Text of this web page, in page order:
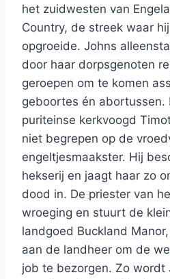
het zuidwesten van
Country, de streek waar
opgroeide. Johns
door haar dorpsgenoten
geroepen om te komen
geboortes én abortussen.
puriteinse kerkvoogd
niet begrepen op de
engeltjesmaakster. Hij
hekserij en jaagt haar zo
dood in. De priester van
wroeging en stuurt de
landgoed Buckland
aan de landheer om de
job te bezorgen. Zo wordt